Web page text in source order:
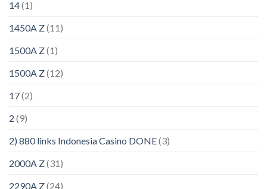
14(1)
1450A Z(11)
1500A Z(1)
1500A Z(12)
17(2)
2 (9)
2) 880 links Indonesia Casino DONE(3)
2000A Z(31)
2290A Z(24)